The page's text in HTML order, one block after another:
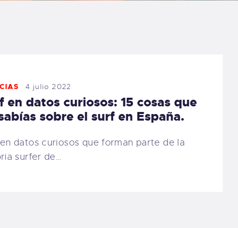
CARRITO
FAMILY
4 julio 2022
en datos curiosos: 15 cosas que
sobre el surf en España.
datos curiosos que forman parte de la
surfer de…